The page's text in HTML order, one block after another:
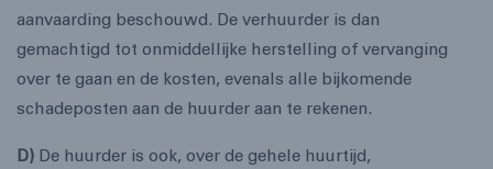
aanvaarding beschouwd. De verhuurder is dan
gemachtigd tot onmiddellijke herstelling of vervanging
over te gaan en de kosten, evenals alle bijkomende
schadeposten aan de huurder aan te rekenen.
D) De huurder is ook, over de gehele huurtijd,